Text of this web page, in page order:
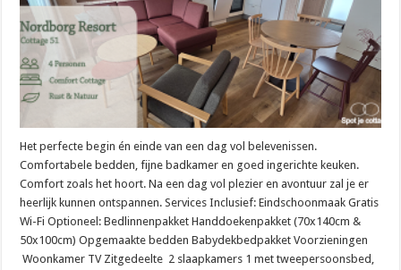
Het perfecte begin én einde van een dag vol belevenissen.
Comfortabele bedden, fijne badkamer en goed ingerichte keuken.
Comfort zoals het hoort. Na een dag vol plezier en avontuur zal je er
heerlijk kunnen ontspannen. Services Inclusief: Eindschoonmaak Gratis
Wi-Fi Optioneel: Bedlinnenpakket Handdoekenpakket (70x140cm &
50x100cm) Opgemaakte bedden Babydekbedpakket Voorzieningen
Woonkamer TV Zitgedeelte 2 slaapkamers 1 met tweepersoonsbed,